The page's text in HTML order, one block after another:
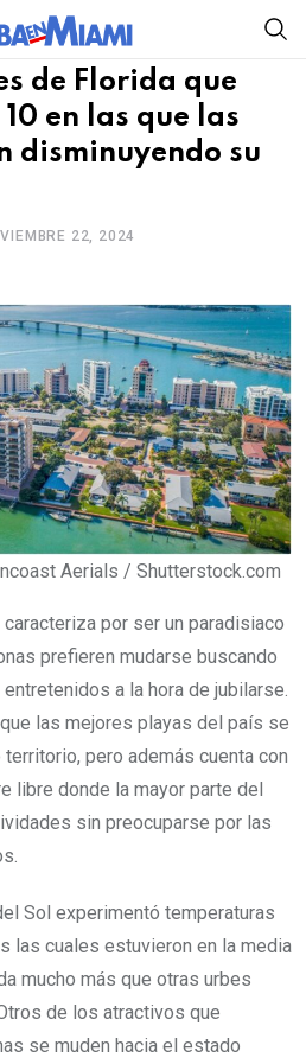
de Florida que
en las que las
disminuyendo su
22, 2024
Aerials / Shutterstock.com
por ser un paradisiaco
prefieren mudarse buscando
a la hora de jubilarse.
las mejores playas del país se
pero además cuenta con
libre donde la mayor parte del
sin preocuparse por las
Sol experimentó temperaturas
las cuales estuvieron en la media
mucho más que otras urbes
de los atractivos que
se muden hacia el estado